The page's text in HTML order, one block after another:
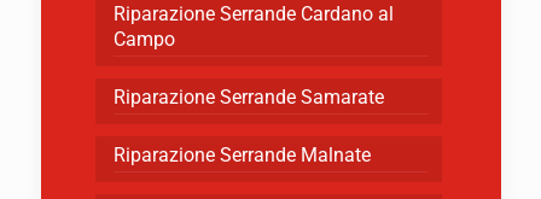
Riparazione Serrande Cardano al
Campo
Riparazione Serrande Samarate
Riparazione Serrande Malnate